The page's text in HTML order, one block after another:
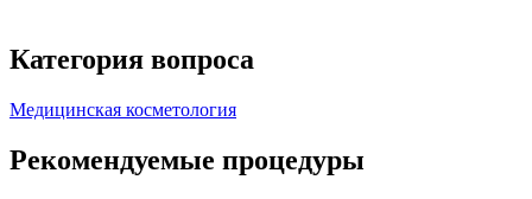
Категория вопроса
Медицинская косметология
Рекомендуемые процедуры